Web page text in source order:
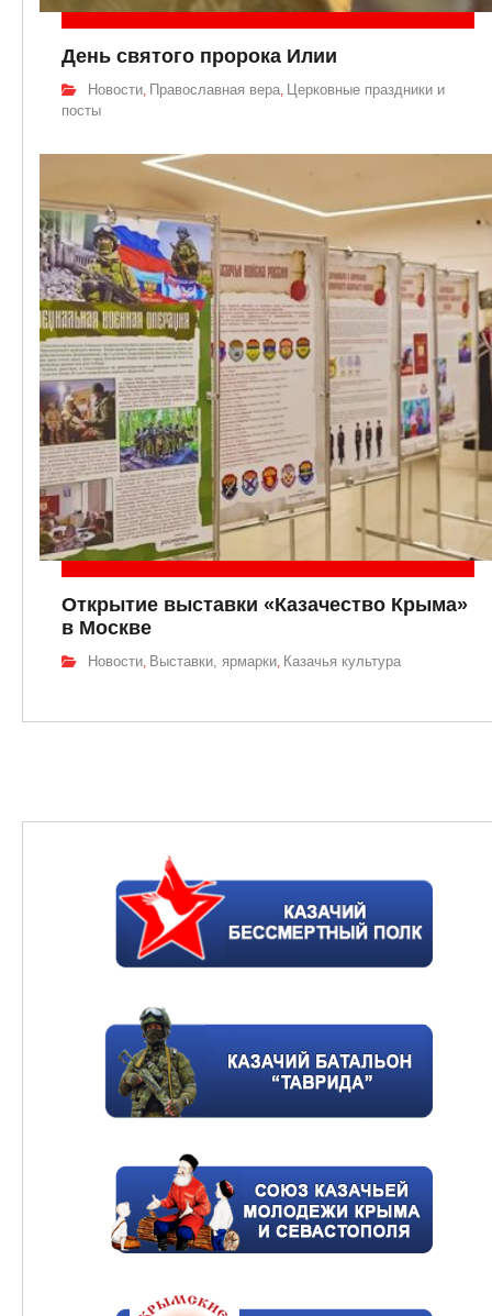
День святого пророка Илии
Новости, Православная вера,
Церковные праздники и
посты
Открытие выставки «Казачество Крыма»
в Москве
Новости Выставки, ярмарки Казачья культура